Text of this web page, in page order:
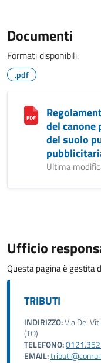
Documenti
Formati disponibili:
.pdf
del canone
del suolo
Ultima
Ufficio
Questa pagina è gestita
TRIBUTI
INDIRIZZO:Via De'
(TO)
TELEFONO:
EMAIL: